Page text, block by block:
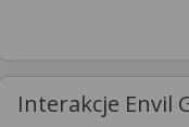
Interakcje Envil